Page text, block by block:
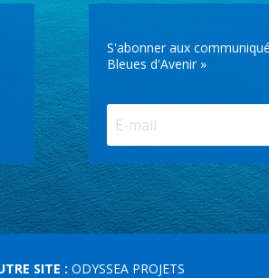
S'abonner aux
Bleues d'Avenir »
SITE : ODYSSEA PROJETS